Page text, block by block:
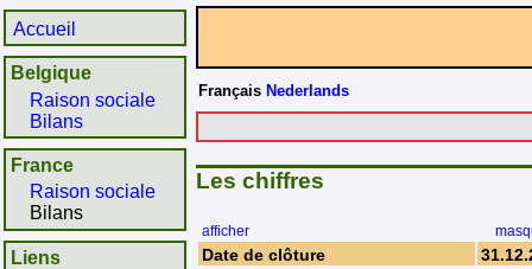
Français Nederlands
Les chiffres
afficher
Date de clôture
Accueil
Belgique
Raison sociale
Bilans
France
Raison sociale
Bilans
Liens